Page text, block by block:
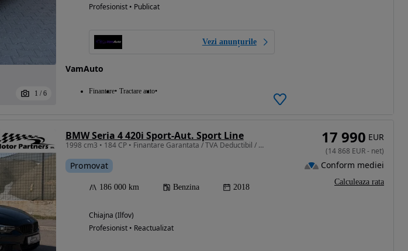
1 / 6
Profesionist • Publicat
Vezi anunțurile
VamAuto
Finantare Tractare auto
BMW Seria 4 420i Sport-Aut. Sport Line
1998 cm3 • 184 CP • Finantare Garantata / TVA Deductibil / Garantie 12 luni / Istoric
Promovat
186 000 km Benzina 2018
Chiajna (Ilfov)
Profesionist • Reactualizat
17 990 EUR
(14 868 EUR- net)
Conform mediei
Calculeaza rata